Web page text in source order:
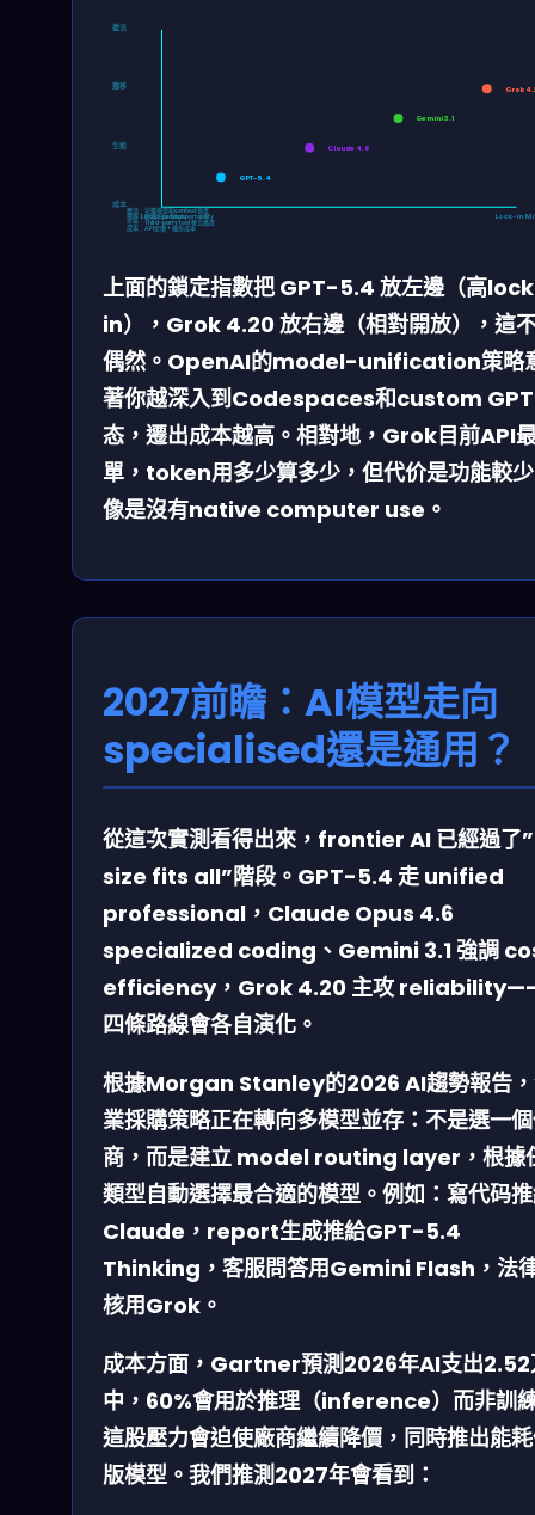
Lock-in Max Lock-in
成本
生態
遷移
靈活
GPT-5.4
Claude 4.6
Gemini 3.1
Grok
成本：API定價 + 隱形成本
生態： third-party tool 整合廣度
遷移：數據和prompt portability
靈活：可選模型和context長度
上面的鎖定指數把 GPT-5.4 放左邊（高
in），Grok 4.20 放右邊（相對開放），這
偶然。OpenAI的model-unification策略
著你越深入到Codespaces和custom
态，遷出成本越高。相對地，Grok目前API
單，token用多少算多少，但代价是功能較
像是沒有native computer use。
2027前瞻：AI模型走向
specialised還是通用？
從這次實測看得出來，frontier AI 已經過了”
size fits all”階段。GPT-5.4 走 unified
professional，Claude Opus 4.6
specialized coding、Gemini 3.1 強調
efficiency，Grok 4.20 主攻
四條路線會各自演化。
根據Morgan Stanley的2026 AI趨勢報告
業採購策略正在轉向多模型並存 ：不是選一
商，而是建立 model routing layer，根據
類型自動選擇最合適的模型。例如：寫代码
Claude，report生成推給GPT-5.4
Thinking，客服問答用Gemini Flash，法
核用Grok。
成本方面，Gartner預測2026年AI支出2.52
中，60%會用於推理（inference）而非訓
這股壓力會迫使廠商繼續降價，同時推出能
版模型。我們推測2027年會看到：